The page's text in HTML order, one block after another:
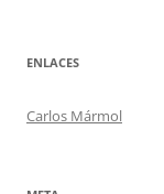
ENLACES
Carlos Mármol